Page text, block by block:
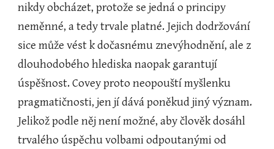
nikdy obcházet, protože se jedná o principy
neměnné, a tedy trvale platné. Jejich dodržování
sice může vést k dočasnému znevýhodnění, ale z
dlouhodobého hlediska naopak garantují
úspěšnost. Covey proto neopouští myšlenku
pragmatičnosti, jen jí dává poněkud jiný význam.
Jelikož podle něj není možné, aby člověk dosáhl
trvalého úspěchu volbami odpoutanými od